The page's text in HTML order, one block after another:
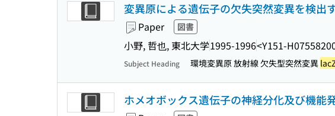
変異原による遺伝子の欠失突然変異を検出
Paper 図書
小野, 哲也, 東北大学1995-1996<Y151-
Subject Heading 環境変異原 放射線 欠失型突然変異
ホメオボックス遺伝子の神経分化及び機能